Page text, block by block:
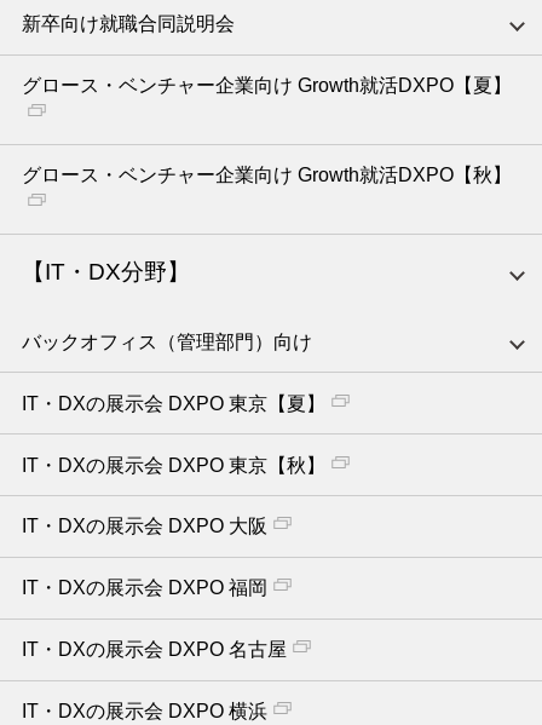
新卒向け就職合同説明会
グロース・ベンチャー企業向け Growth就活DXPO【夏】
グロース・ベンチャー企業向け Growth就活DXPO【秋】
【IT・DX分野】
バックオフィス（管理部門）向け
IT・DXの展示会 DXPO 東京【夏】
IT・DXの展示会 DXPO 東京【秋】
IT・DXの展示会 DXPO 大阪
IT・DXの展示会 DXPO 福岡
IT・DXの展示会 DXPO 名古屋
IT・DXの展示会 DXPO 横浜